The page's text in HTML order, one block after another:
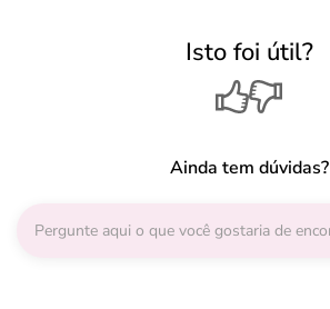
Isto foi útil?
Ainda tem dúvidas?